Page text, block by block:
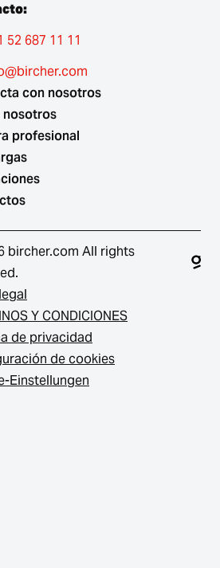
52 687 11 11
con nosotros
nosotros
profesional
bircher.com All rights
Y CONDICIONES
de privacidad
de cookies
Einstellungen